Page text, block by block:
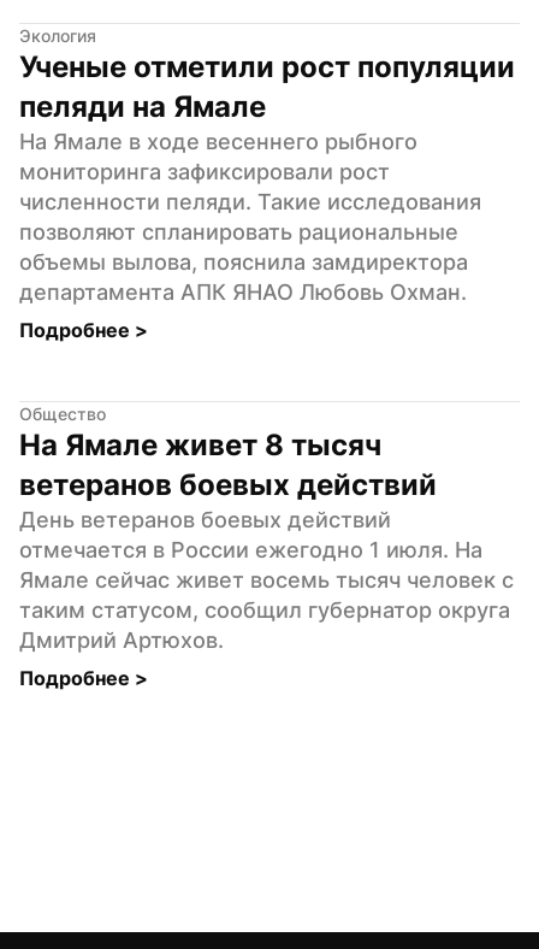
Экология
Ученые отметили рост популяции
пеляди на Ямале
На Ямале в ходе весеннего рыбного
мониторинга зафиксировали рост
численности пеляди. Такие исследования
позволяют спланировать рациональные
объемы вылова, пояснила замдиректора
департамента АПК ЯНАО Любовь Охман.
Подробнее >
Общество
На Ямале живет 8 тысяч
ветеранов боевых действий
День ветеранов боевых действий
отмечается в России ежегодно 1 июля. На
Ямале сейчас живет восемь тысяч человек с
таким статусом, сообщил губернатор округа
Дмитрий Артюхов.
Подробнее >